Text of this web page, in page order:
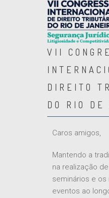
VII
DIREITO
DO RIO DE
Caros amigos,
Mantendo a
na realização
seminários e os
eventos ao